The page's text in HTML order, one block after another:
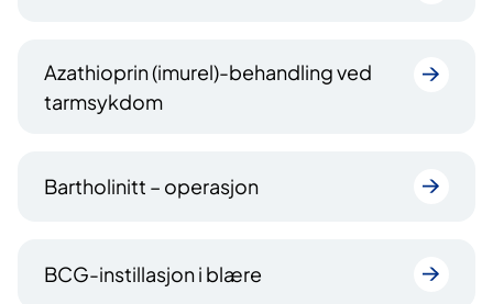
Azathioprin (imurel)-behandling ved
tarmsykdom
Bartholinitt – operasjon
BCG-instillasjon i blære